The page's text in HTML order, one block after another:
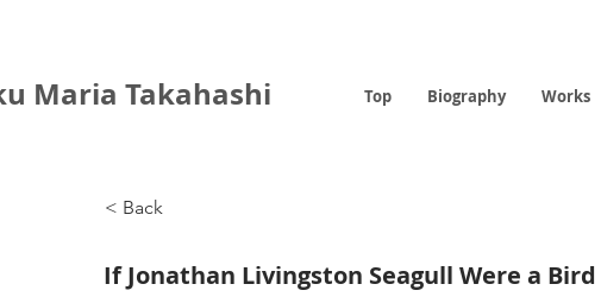
Maria Takahashi Top Biography Works
< Back
If Jonathan Livingston Seagull Were a Bird